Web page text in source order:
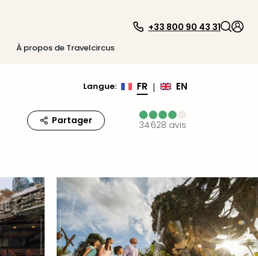
À propos de Travelcircus
+33 800 90 43 31
Langue: FR | EN
Partager 34 628 avis